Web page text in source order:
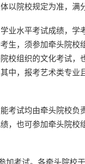
以院校规定为准，满
业水平考试成绩，学
生，须参加牵头院校
校组织的文化考试，
中，报考艺术类专业
考试均由牵头院校负
，也可参加牵头院校
考试。各牵头院校